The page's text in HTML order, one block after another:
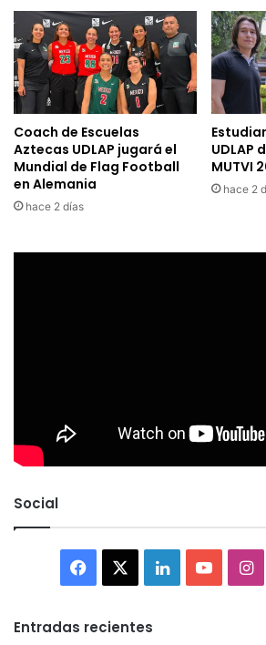
Coach de Escuelas
Aztecas UDLAP jugará el
Mundial de Flag Football
en Alemania
hace 2 días
UDLAP
MUTVI
hace 2
Social
Facebook LinkedIn
Entradas recientes